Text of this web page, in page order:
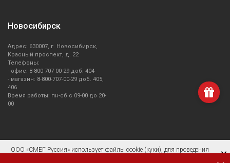
Новосибирск
Адрес: 630007, г. Новосибирск,
Красный проспект, д. 22
Телефоны:
- офис: 8-800-707-00-29 доб. 404
- магазин: 8-800-707-00-29 доб. 405,
406
Время работы: пн-сб с 09-00 до 20-
00
ООО «СМЕГ Руссия» использует файлы cookie (куки), для проведения
×